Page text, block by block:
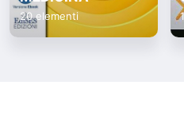
20 elementi